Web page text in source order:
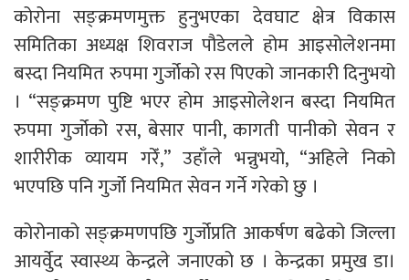
कोरोना सङ्क्रमणमुक्त हुनुभएका देवघाट क्षेत्र विकास
समितिका अध्यक्ष शिवराज पौडेलले होम आइसोलेशनमा
बस्दा नियमित रुपमा गुर्जोको रस पिएको जानकारी दिनुभयो
। “सङ्क्रमण पुष्टि भएर होम आइसोलेशन बस्दा नियमित
रुपमा गुर्जोको रस, बेसार पानी, कागती पानीको सेवन र
शारीरीक व्यायम गरेँ,” उहाँले भन्नुभयो, “अहिले निको
भएपछि पनि गुर्जो नियमित सेवन गर्ने गरेको छु ।
कोरोनाको सङ्क्रमणपछि गुर्जोप्रति आकर्षण बढेको जिल्ला
आयर्वुेद स्वास्थ्य केन्द्रले जनाएको छ । केन्द्रका प्रमुख डा।